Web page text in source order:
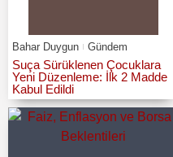
Bahar Duygun Gündem
Suça Sürüklenen Çocuklara
Yeni Düzenleme: İlk 2 Madde
Kabul Edildi